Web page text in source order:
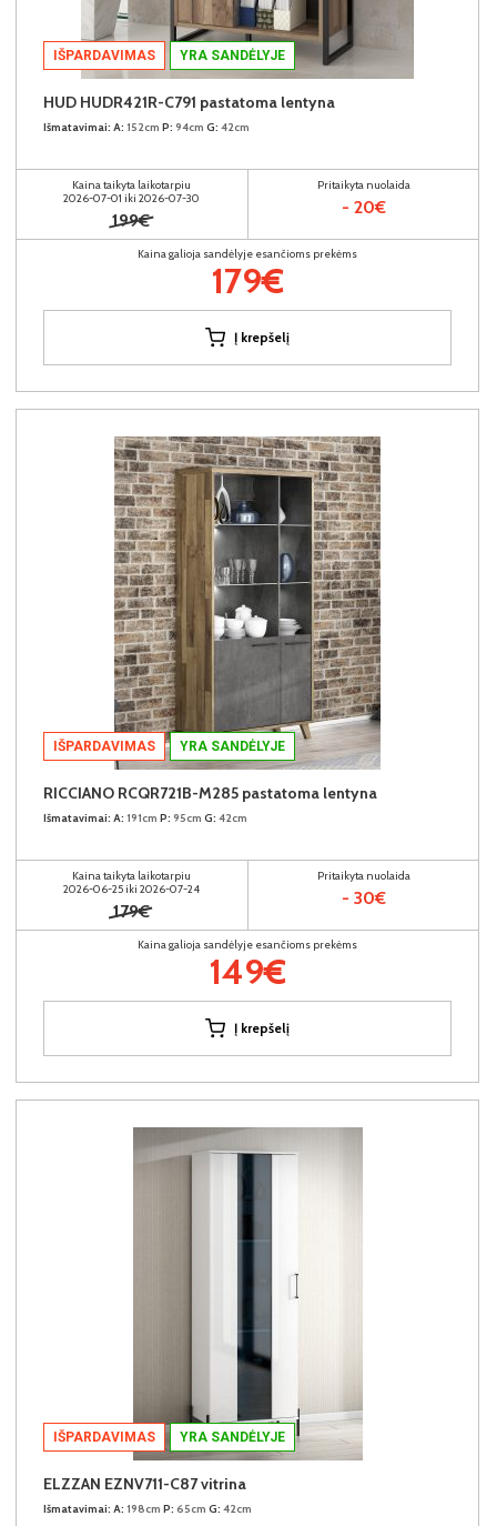
IŠPARDAVIMAS YRA SANDĖLYJE
HUD HUDR421R-C791 pastatoma lentyna
Išmatavimai: A: 152cm P: 94cm G: 42cm
Kaina taikyta laikotarpiu
2026-07-01 iki 2026-07-30
199€
Pritaikyta nuolaida
- 20€
Kaina galioja sandėlyje esančioms prekėms
179€
Į krepšelį
IŠPARDAVIMAS YRA SANDĖLYJE
RICCIANO RCQR721B-M285 pastatoma lentyna
Išmatavimai: A: 191cm P: 95cm G: 42cm
Kaina taikyta laikotarpiu
2026-06-25 iki 2026-07-24
179€
Pritaikyta nuolaida
- 30€
Kaina galioja sandėlyje esančioms prekėms
149€
Į krepšelį
IŠPARDAVIMAS YRA SANDĖLYJE
ELZZAN EZNV711-C87 vitrina
Išmatavimai: A: 198cm P: 65cm G: 42cm